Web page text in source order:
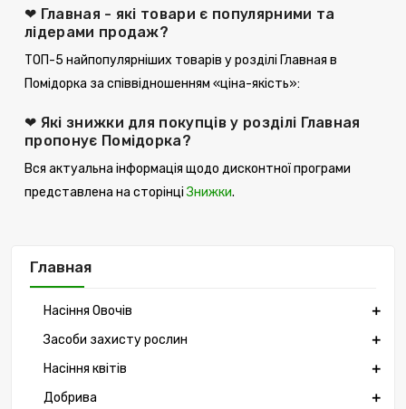
Главная
Насіння Овочів
Засоби захисту рослин
Насіння квітів
Добрива
❤ Главная - які товари є популярними та
лідерами продаж?
ТОП-5 найпопулярніших товарів у розділі Главная в
Помідорка за співвідношенням «ціна-якість»:
❤ Які знижки для покупців у розділі Главная
пропонує Помідорка?
Вся актуальна інформація щодо дисконтної програми
представлена ​​на сторінціЗнижки.